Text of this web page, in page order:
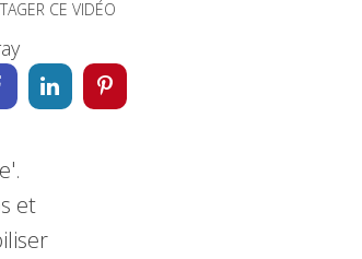
CE VIDÉO
et